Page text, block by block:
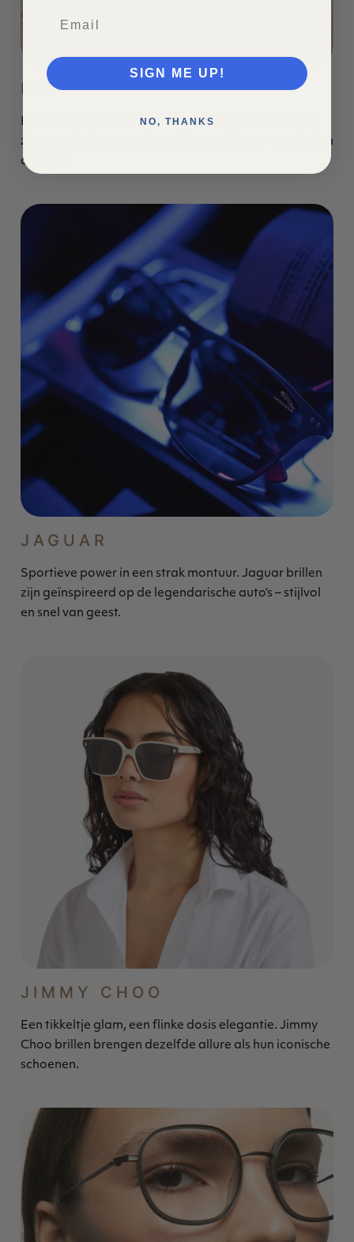
ISABEL MARANT
Boho chic met een Parijse flair. Isabel Marant brillen
zijn casual, elegant en heerlijk nonchalant – net als hun
dragers.
JAGUAR
Sportieve power in een strak montuur. Jaguar brillen
zijn geïnspireerd op de legendarische auto’s – stijlvol
en snel van geest.
JIMMY CHOO
Een tikkeltje glam, een flinke dosis elegantie. Jimmy
Choo brillen brengen dezelfde allure als hun iconische
schoenen.
SIGN ME UP!
NO, THANKS